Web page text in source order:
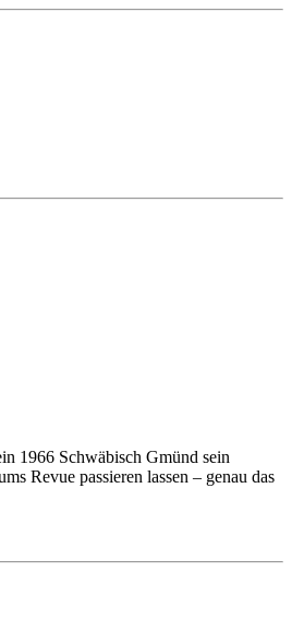
1966 Schwäbisch Gmünd sein
Revue passieren lassen – genau das